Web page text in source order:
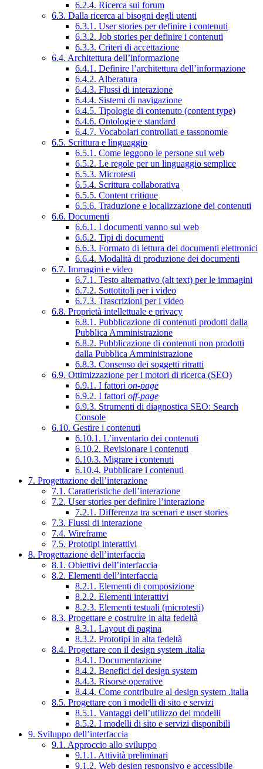
6.2.4. Ricerca sui forum
6.3. Dalla ricerca ai bisogni degli utenti
6.3.1. User stories per definire i contenuti
6.3.2. Job stories per definire i contenuti
6.3.3. Criteri di accettazione
6.4. Architettura dell’informazione
6.4.1. Definire l’architettura dell’informazione
6.4.2. Alberatura
6.4.3. Flussi di interazione
6.4.4. Sistemi di navigazione
6.4.5. Tipologie di contenuto (content type)
6.4.6. Ontologie e standard
6.4.7. Vocabolari controllati e tassonomie
6.5. Scrittura e linguaggio
6.5.1. Come leggono le persone sul web
6.5.2. Le regole per un linguaggio semplice
6.5.3. Microtesti
6.5.4. Scrittura collaborativa
6.5.5. Content critique
6.5.6. Traduzione e localizzazione dei contenuti
6.6. Documenti
6.6.1. I documenti vanno sul web
6.6.2. Tipi di documenti
6.6.3. Formato di lettura dei documenti elettronici
6.6.4. Modalità di produzione dei documenti
6.7. Immagini e video
6.7.1. Testo alternativo (alt text) per le immagini
6.7.2. Sottotitoli per i video
6.7.3. Trascrizioni per i video
6.8. Proprietà intellettuale e privacy
6.8.1. Pubblicazione di contenuti prodotti dalla
Pubblica Amministrazione
6.8.2. Pubblicazione di contenuti non prodotti
dalla Pubblica Amministrazione
6.8.3. Consenso dei soggetti ritratti
6.9. Ottimizzazione per i motori di ricerca (SEO)
6.9.1. I fattori on-page
6.9.2. I fattori off-page
6.9.3. Strumenti di diagnostica SEO: Search
Console
6.10. Gestire i contenuti
6.10.1. L’inventario dei contenuti
6.10.2. Revisionare i contenuti
6.10.3. Migrare i contenuti
6.10.4. Pubblicare i contenuti
7. Progettazione dell’interazione
7.1. Caratteristiche dell’interazione
7.2. User stories per definire l’interazione
7.2.1. Differenza tra scenari e user stories
7.3. Flussi di interazione
7.4. Wireframe
7.5. Prototipi interattivi
8. Progettazione dell’interfaccia
8.1. Obiettivi dell’interfaccia
8.2. Elementi dell’interfaccia
8.2.1. Elementi di composizione
8.2.2. Elementi interattivi
8.2.3. Elementi testuali (microtesti)
8.3. Progettare e costruire in alta fedeltà
8.3.1. Layout di pagina
8.3.2. Prototipi in alta fedeltà
8.4. Progettare con il design system .italia
8.4.1. Documentazione
8.4.2. Benefici del design system
8.4.3. Risorse operative
8.4.4. Come contribuire al design system .italia
8.5. Progettare con i modelli di sito e servizi
8.5.1. Vantaggi dell’utilizzo dei modelli
8.5.2. I modelli di sito e servizi disponibili
9. Sviluppo dell’interfaccia
9.1. Approccio allo sviluppo
9.1.1. Attività preliminari
9.1.2. Web design responsivo e accessibile